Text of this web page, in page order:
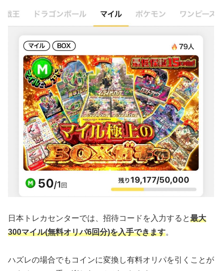
日本トレカセンターでは、招待コードを入力すると最大
300マイル(無料オリパ6回分)を入手できます。
ハズレの場合でもコインに変換し有料オリパを引くことが